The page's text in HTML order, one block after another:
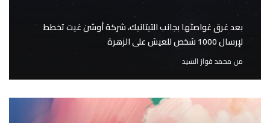
بعد غرق غواصتها بجانب التيتانيك، شركة أوشن غيت تخطط
لإرسال 1000 شخص للعيش على الزهرة
من محمد فواز السيد